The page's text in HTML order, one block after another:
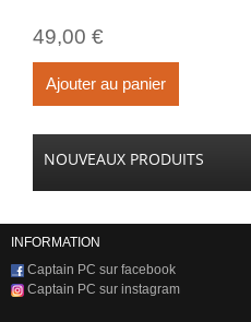
49,00 €
Ajouter au panier
NOUVEAUX PRODUITS
INFORMATION
Captain PC sur facebook
Captain PC sur instagram